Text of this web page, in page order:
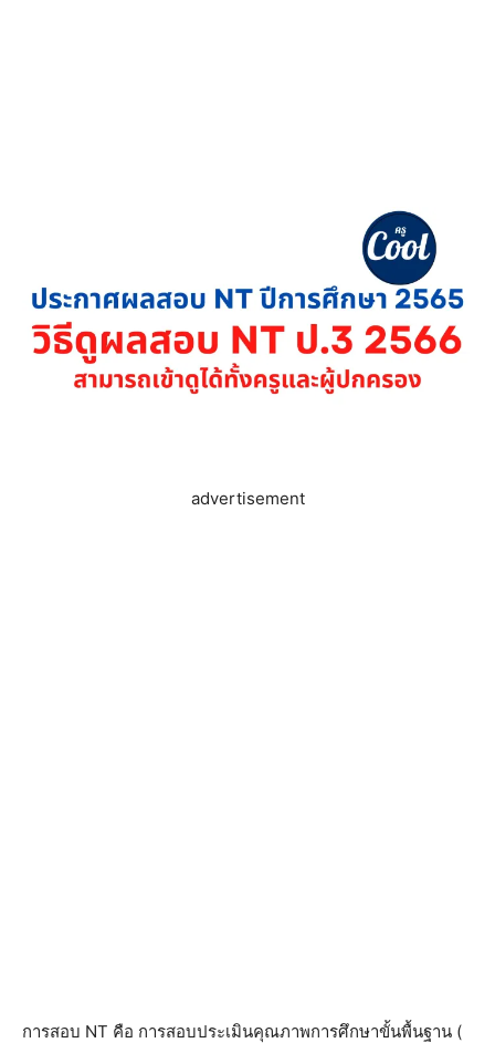
advertisement
การสอบ NT คือ การสอบประเมินคุณภาพการศึกษาขั้นพื้นฐาน (